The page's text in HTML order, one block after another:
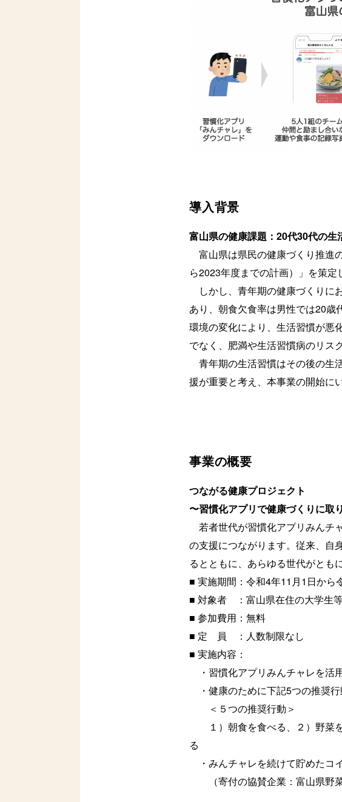
導入背景
富山県の健康課題：20代30代の生
富山県は県民の健康づくり推進
ら2023年度までの計画）」を策定
しかし、青年期の健康づくりに
あり、朝食欠食率は男性では20
環境の変化により、生活習慣が悪
でなく、肥満や生活習慣病のリス
青年期の生活習慣はその後の生
援が重要と考え、本事業の開始に
事業の概要
つながる健康プロジェクト
〜習慣化アプリで健康づくりに取
若者世代が習慣化アプリみんチ
の支援につながります。従来、自
るとともに、あらゆる世代がとも
■ 実施期間：令和4年11月1日から
■ 対象者 ：富山県在住の大学生
■ 参加費用：無料
■ 定 員 ：人数制限なし
■ 実施内容：
・習慣化アプリみんチャレを活
・健康のために下記5つの推奨行
＜５つの推奨行動＞
１）朝食を食べる、２）野菜を
る
・みんチャレを続けて貯めたコ
（寄付の協賛企業：富山県野菜